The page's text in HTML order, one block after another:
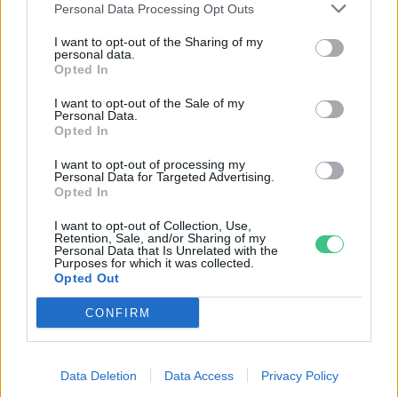
Personal Data Processing Opt Outs
I want to opt-out of the Sharing of my
personal data.
Opted In
I want to opt-out of the Sale of my
Personal Data.
Opted In
I want to opt-out of processing my
Personal Data for Targeted Advertising.
Opted In
I want to opt-out of Collection, Use,
Retention, Sale, and/or Sharing of my
Personal Data that Is Unrelated with the
Purposes for which it was collected.
Opted Out
CONFIRM
Data Deletion Data Access Privacy Policy
Szöllősi Gáborral, a Gardenfutura ügyvezetőjével beszélgettünk.
Történelmi aszály sújtja Nagy-
Britanniát is
SZEMLE
Elképesztő felvétel mutatja meg,
kiszáradó Duna között